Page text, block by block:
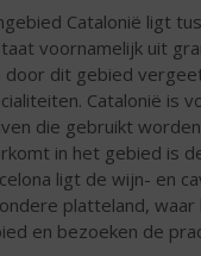
Catalonië ligt
voornamelijk uit
door dit gebied
Catalonië is
die gebruikt
in het gebied is
ligt de wijn- en
platteland,
en bezoeken de